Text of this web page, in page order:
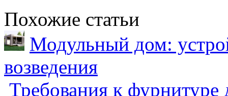
Похожие статьи
Модульный дом:
возведения
Требования к фурнитуре